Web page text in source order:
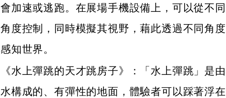
會加速或逃跑。在展場手機設備上，可以從不同
角度控制，同時模擬其視野，藉此透過不同角度
感知世界。
《水上彈跳的天才跳房子》：「水上彈跳」是由
水構成的、有彈性的地面，體驗者可以踩著浮在